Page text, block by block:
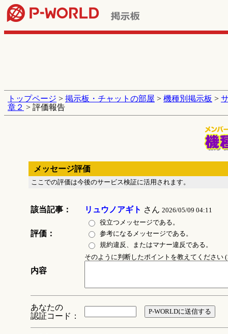
トップページ > 掲示板・チャットの部屋 > 機種別掲示板 >
章２ > 評価報告
メッセージ評価
ここでの評価は今後のサービス検証に活用されます。
該当記事： リュウノアギト さん 2026/05/09 04:11
評価：
役立つメッセージである。
参考になるメッセージである。
規約違反、またはマナー違反である。
内容
そのように判断したポイントを教えてください
あなたの
認証コード：